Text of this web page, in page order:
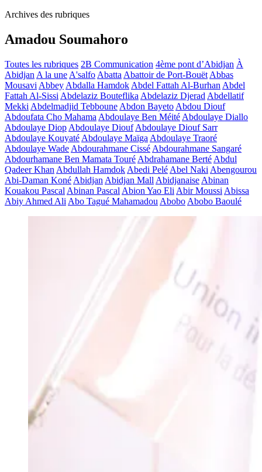
Archives des rubriques
Amadou Soumahoro
Toutes les rubriques 2B Communication 4ème pont d’Abidjan À
Abidjan A la une A'salfo Abatta Abattoir de Port-Bouët Abbas
Mousavi Abbey Abdalla Hamdok Abdel Fattah Al-Burhan Abdel
Fattah Al-Sissi Abdelaziz Bouteflika Abdelaziz Djerad Abdellatif
Mekki Abdelmadjid Tebboune Abdon Bayeto Abdou Diouf
Abdoufata Cho Mahama Abdoulaye Ben Méité Abdoulaye Diallo
Abdoulaye Diop Abdoulaye Diouf Abdoulaye Diouf Sarr
Abdoulaye Kouyaté Abdoulaye Maïga Abdoulaye Traoré
Abdoulaye Wade Abdourahmane Cissé Abdourahmane Sangaré
Abdourhamane Ben Mamata Touré Abdrahamane Berté Abdul
Qadeer Khan Abdullah Hamdok Abedi Pelé Abel Naki Abengourou
Abi-Daman Koné Abidjan Abidjan Mall Abidjanaise Abinan
Kouakou Pascal Abinan Pascal Abion Yao Eli Abir Moussi Abissa
Abiy Ahmed Ali Abo Tagué Mahamadou Abobo Abobo Baoulé